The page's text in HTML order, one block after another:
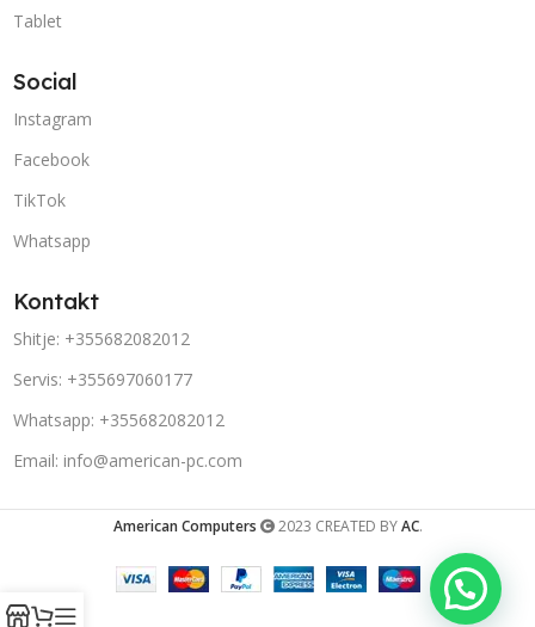
Tablet
Social
Instagram
Facebook
TikTok
Whatsapp
Kontakt
Shitje: +355682082012
Servis: +355697060177
Whatsapp: +355682082012
Email: info@american-pc.com
American Computers 2023 CREATED BYAC.
Porosit në Whatsapp!